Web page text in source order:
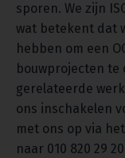
sporen. We zijn
wat betekent dat
hebben om een
bouwprojecten
gerelateerde
ons inschakelen
met ons op via het
naar 010 820 29